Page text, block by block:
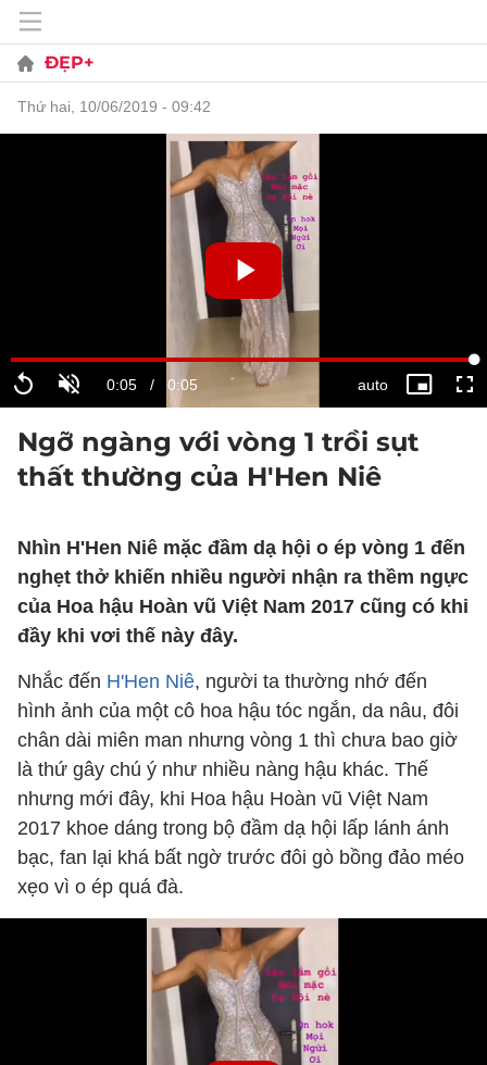
ĐẸP+
thứ hai, 10/06/2019 - 09:42
Ngỡ ngàng với vòng 1 trồi sụt
thất thường của H'Hen Niê
Nhìn H'Hen Niê mặc đầm dạ hội o ép vòng 1 đến
nghẹt thở khiến nhiều người nhận ra thềm ngực
của Hoa hậu Hoàn vũ Việt Nam 2017 cũng có khi
đầy khi vơi thế này đây.
Nhắc đến H'Hen Niê, người ta thường nhớ đến
hình ảnh của một cô hoa hậu tóc ngắn, da nâu, đôi
chân dài miên man nhưng vòng 1 thì chưa bao giờ
là thứ gây chú ý như nhiều nàng hậu khác. Thế
nhưng mới đây, khi Hoa hậu Hoàn vũ Việt Nam
2017 khoe dáng trong bộ đầm dạ hội lấp lánh ánh
bạc, fan lại khá bất ngờ trước đôi gò bồng đảo méo
xẹo vì o ép quá đà.